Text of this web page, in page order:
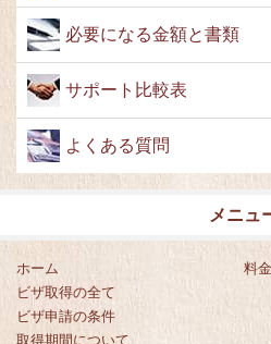
必要になる金額と書類
サポート比較表
よくある質問
メニュ
ホーム
ビザ取得の全て
ビザ申請の条件
取得期間について
料